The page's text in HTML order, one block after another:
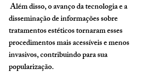
Além disso, o avanço da tecnologia e a
disseminação de informações sobre
tratamentos estéticos tornaram esses
procedimentos mais acessíveis e menos
invasivos, contribuindo para sua
popularização.